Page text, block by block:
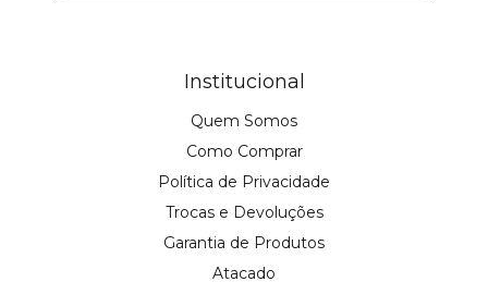
Institucional
Quem Somos
Como Comprar
Política de Privacidade
Trocas e Devoluções
Garantia de Produtos
Atacado